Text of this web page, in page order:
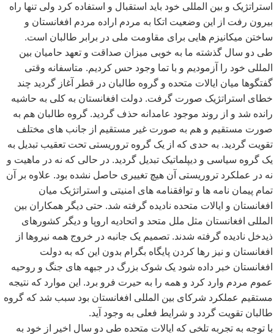
استراتژیک و بین المللی خود باید استقبال و استفاده کرد ولی تنها راه
بیرون رفت از این وضعیت اتکا به مردم اراده مردم افغانستان و
ساختن میکانیزم هایی برای مقاومت ملی در برابر طالبان است.
طی دو سال گذشته ما به خوبی میزان صداقت و تعهد حامیان بین
المللی خود را آزمودیم و با تما وجود حس کردیم. متاسفانه وقتی
گفتگوها میان ایالات متحده و گروه طالبان در قطر آغاز گردید چند
خطای استراتژیک صورت گرفت. دولت افغانستان به کلی به حاشیه
رانده شد و از روند موجود عامدانه حذف گردید. گروه طالبان هم به
صورت مستقیم و هم به صورت غیر مستقیم از جانب های مختلف
تقویت گردید. به حدی که از یک گروه تروریستی تحت تعقیب تبدیل به
یک گروه سیاسی و دیپلماتیک تبدیل گردید. در حالی که نه در ماهیت و
نه در عملکرد تروریستی آن هیچ تغییری حاصل نشده بود. علاوه بر آن
تمام پیمان نامه ها و توافقنامه های امنیتی و استراتژیک میان
افغانستان و ایالات متحده نادیده گرفته شد. حتی دیگر همکاران بین
المللی افغانستان مثل ملل متحد و اتحادیه اروپا و دیگر کشورهای
ذیدخل نادیده گرفته شدند. تصمیم یک جانبه در خروج همه نیروها از
افغانستان و نیز رها کردن پایگاه بگرام بدون این که به دولت
افغانستان خبر داده شود یک شوک بزرگ در جبهه های جنگ و روحیه
عموم مردم وارد کرد و همه را به حیرت فرو برد. این موارد که نتیجه
مستقیم عملکرد شرکای بین المللی افغانستان بود سبب شد که گروه
طالبان تقویت گردد و شرایط فعلی به وجود آید.
با توجه به تجربه تلخی که ایالات متحده طی دو سال اخیر از خود به